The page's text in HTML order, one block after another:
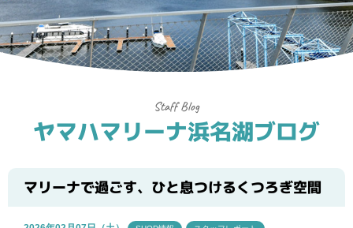
マリーナステイ
レンタルボート
ボート販売
艤装
ブログ
ヤマハマリーナ浜名湖ブログ
マリーナで過ごす、ひと息つけるくつろぎ空間